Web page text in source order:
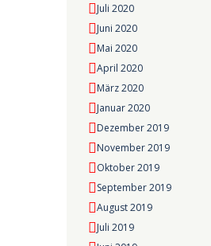
Juli 2020
Juni 2020
Mai 2020
April 2020
März 2020
Januar 2020
Dezember 2019
November 2019
Oktober 2019
September 2019
August 2019
Juli 2019